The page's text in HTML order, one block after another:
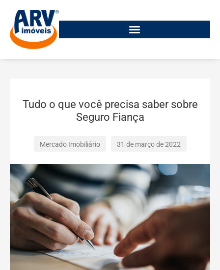
Tudo o que você precisa saber sobre
Seguro Fiança
Mercado Imobiliário 31 de março de 2022